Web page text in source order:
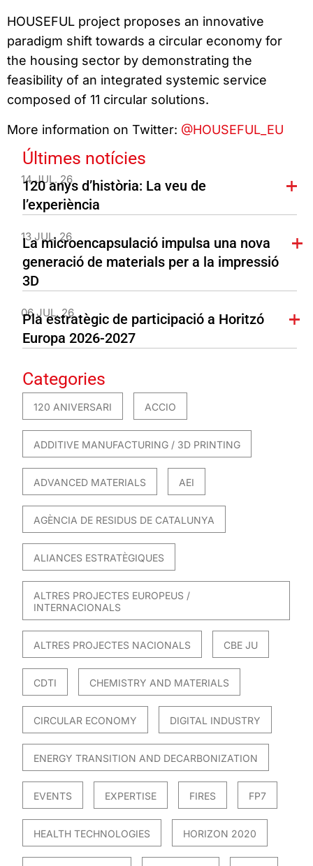
HOUSEFUL project proposes an innovative
paradigm shift towards a circular economy for
the housing sector by demonstrating the
feasibility of an integrated systemic service
composed of 11 circular solutions.
More information on Twitter: @HOUSEFUL_EU
Últimes notícies
14 JUL. 26
120 anys d’història: La veu de
l’experiència
13 JUL. 26
La microencapsulació impulsa una nova
generació de materials per a la impressió
3D
06 JUL. 26
Pla estratègic de participació a Horitzó
Europa 2026-2027
Categories
120 ANIVERSARI ACCIO
ADDITIVE MANUFACTURING / 3D PRINTING
ADVANCED MATERIALS AEI
AGÈNCIA DE RESIDUS DE CATALUNYA
ALIANCES ESTRATÈGIQUES
ALTRES PROJECTES EUROPEUS /
INTERNACIONALS
ALTRES PROJECTES NACIONALS CBE JU
CDTI CHEMISTRY AND MATERIALS
CIRCULAR ECONOMY DIGITAL INDUSTRY
ENERGY TRANSITION AND DECARBONIZATION
EVENTS EXPERTISE FIRES FP7
HEALTH TECHNOLOGIES HORIZON 2020